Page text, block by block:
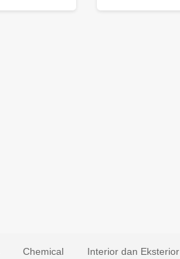
Chemical Interior dan Eksterior